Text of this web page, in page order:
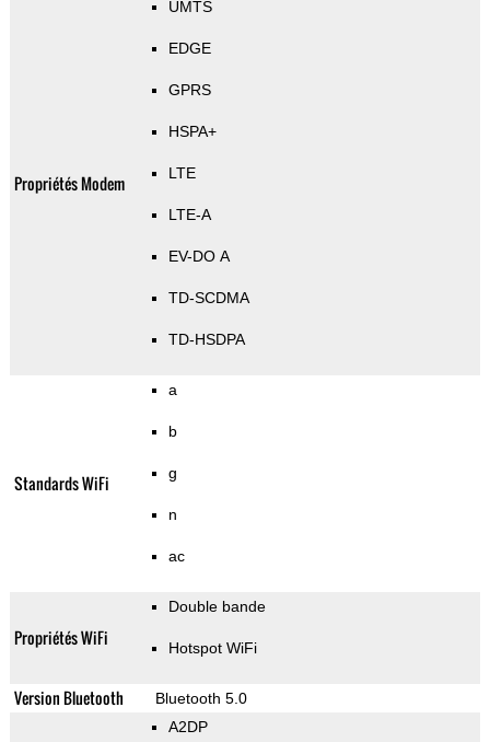
Propriétés Modem
UMTS
EDGE
GPRS
HSPA+
LTE
LTE-A
EV-DO A
TD-SCDMA
TD-HSDPA
Standards WiFi
a
b
g
n
ac
Propriétés WiFi
Double bande
Hotspot WiFi
Version Bluetooth Bluetooth 5.0
A2DP